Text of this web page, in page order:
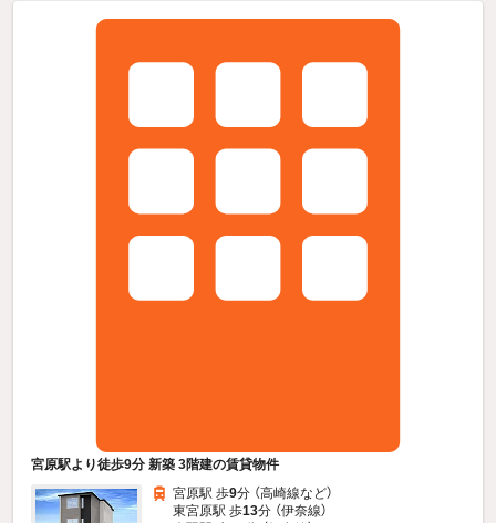
宮原駅より徒歩9分 新築 3階建の賃貸物件
宮原駅 歩9分 （高崎線など）
東宮原駅 歩13分 （伊奈線）